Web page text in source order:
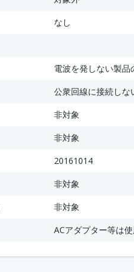
なし
電波を発しない製品
公衆回線に接続しな
非対象
非対象
20161014
非対象
非対象
ACアダプター等は